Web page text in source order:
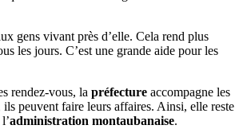
gens vivant près d’elle. Cela rend plus
les jours. C’est une grande aide pour les
rendez-vous, la préfecture accompagne les
ils peuvent faire leurs affaires. Ainsi, elle reste
administration montaubanaise.